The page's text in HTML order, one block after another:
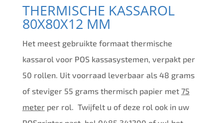
THERMISCHE KASSAROL
80X80X12 MM
Het meest gebruikte formaat thermische
kassarol voor POS kassasystemen, verpakt per
50 rollen. Uit voorraad leverbaar als 48 grams
of steviger 55 grams thermisch papier met 75
meterper rol. Twijfelt u of deze rol ook in uw